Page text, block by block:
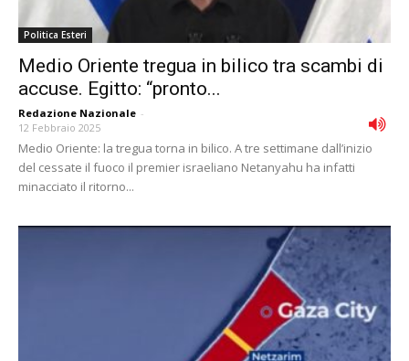
Politica Esteri
Medio Oriente tregua in bilico tra scambi di
accuse. Egitto: “pronto...
Redazione Nazionale -
12 Febbraio 2025
Medio Oriente: la tregua torna in bilico. A tre settimane dall’inizio
del cessate il fuoco il premier israeliano Netanyahu ha infatti
minacciato il ritorno...